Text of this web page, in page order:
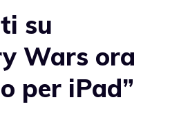
su
Wars ora
per iPad”